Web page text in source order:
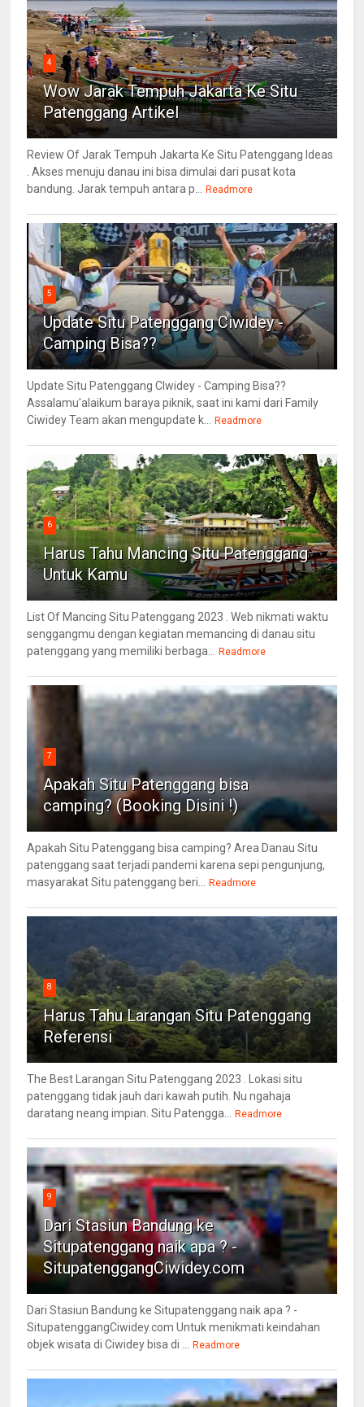
4
Wow Jarak Tempuh Jakarta Ke Situ
Patenggang Artikel
Review Of Jarak Tempuh Jakarta Ke Situ Patenggang Ideas
. Akses menuju danau ini bisa dimulai dari pusat kota
bandung. Jarak tempuh antara p...
Readmore
5
Update Situ Patenggang Ciwidey -
Camping Bisa??
Update Situ Patenggang CIwidey - Camping Bisa??
Assalamu'alaikum baraya piknik, saat ini kami dari Family
Ciwidey Team akan mengupdate k...
Readmore
6
Harus Tahu Mancing Situ Patenggang
Untuk Kamu
List Of Mancing Situ Patenggang 2023 . Web nikmati waktu
senggangmu dengan kegiatan memancing di danau situ
patenggang yang memiliki berbaga...
Readmore
7
Apakah Situ Patenggang bisa
camping? (Booking Disini !)
Apakah Situ Patenggang bisa camping? Area Danau Situ
patenggang saat terjadi pandemi karena sepi pengunjung,
masyarakat Situ patenggang beri...
Readmore
8
Harus Tahu Larangan Situ Patenggang
Referensi
The Best Larangan Situ Patenggang 2023 . Lokasi situ
patenggang tidak jauh dari kawah putih. Nu ngahaja
daratang neang impian. Situ Patengga...
Readmore
9
Dari Stasiun Bandung ke
Situpatenggang naik apa ? -
SitupatenggangCiwidey.com
Dari Stasiun Bandung ke Situpatenggang naik apa ? -
SitupatenggangCiwidey.com Untuk menikmati keindahan
objek wisata di Ciwidey bisa di ...
Readmore